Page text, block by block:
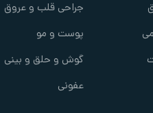
جراحی قلب و عروق
پوست و مو
گوش و حلق و بینی
عفونی